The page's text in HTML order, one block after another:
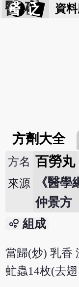
醫 砭 資
方劑大全
方名 百勞丸
來源
《醫
仲景方
bubble_chart 組成
當歸(炒) 乳香
虻蟲14枚(去